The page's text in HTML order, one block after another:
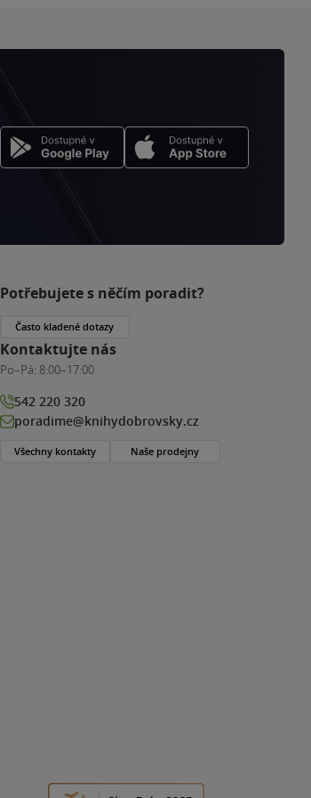
Potřebujete s něčím poradit?
Často kladené dotazy
Kontaktujte nás
Po–Pá: 8:00–17:00
542 220 320
poradime@knihydobrovsky.cz
Všechny kontakty Naše prodejny